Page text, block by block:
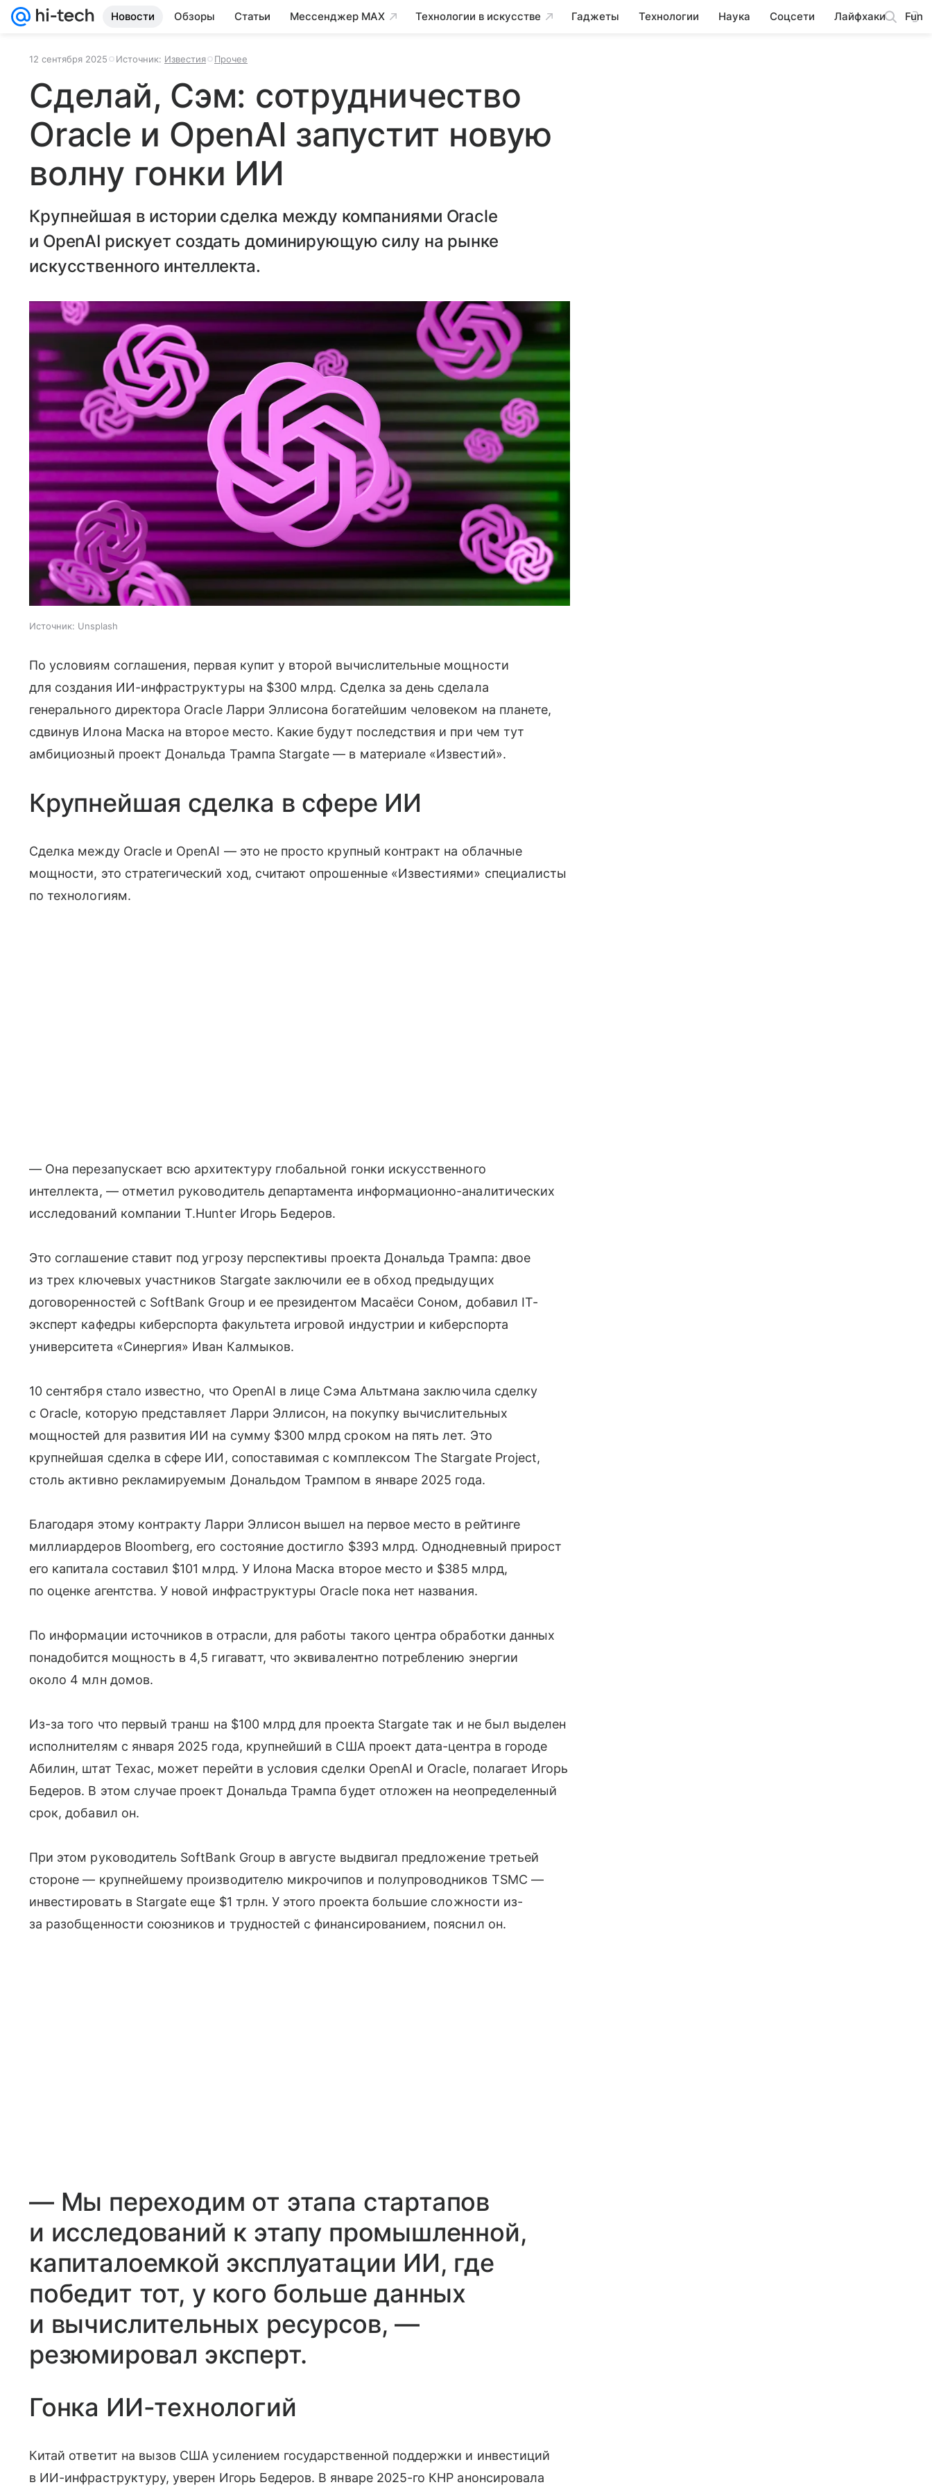
Новости Обзоры Статьи Мессенджер MAX Технологии в искусстве Гаджеты Технологии Наука Соцсети Лайфхаки Fun
12 сентября 2025 Источник: Известия Прочее
Сделай, Сэм: сотрудничество
Oracle и OpenAI запустит новую
волну гонки ИИ
Крупнейшая в истории сделка между компаниями Oracle
и OpenAI рискует создать доминирующую силу на рынке
искусственного интеллекта.
Источник: Unsplash
По условиям соглашения, первая купит у второй вычислительные мощности
для создания ИИ-инфраструктуры на $300 млрд. Сделка за день сделала
генерального директора Oracle Ларри Эллисона богатейшим человеком на планете,
сдвинув Илона Маска на второе место. Какие будут последствия и при чем тут
амбициозный проект Дональда Трампа Stargate — в материале «Известий».
Крупнейшая сделка в сфере ИИ
Сделка между Oracle и OpenAI — это не просто крупный контракт на облачные
мощности, это стратегический ход, считают опрошенные «Известиями» специалисты
по технологиям.
— Она перезапускает всю архитектуру глобальной гонки искусственного
интеллекта, — отметил руководитель департамента информационно-аналитических
исследований компании T.Hunter Игорь Бедеров.
Это соглашение ставит под угрозу перспективы проекта Дональда Трампа: двое
из трех ключевых участников Stargate заключили ее в обход предыдущих
договоренностей с SoftBank Group и ее президентом Масаёси Соном, добавил IT-
эксперт кафедры киберспорта факультета игровой индустрии и киберспорта
университета «Синергия» Иван Калмыков.
10 сентября стало известно, что OpenAI в лице Сэма Альтмана заключила сделку
с Oracle, которую представляет Ларри Эллисон, на покупку вычислительных
мощностей для развития ИИ на сумму $300 млрд сроком на пять лет. Это
крупнейшая сделка в сфере ИИ, сопоставимая с комплексом The Stargate Project,
столь активно рекламируемым Дональдом Трампом в январе 2025 года.
Благодаря этому контракту Ларри Эллисон вышел на первое место в рейтинге
миллиардеров Bloomberg, его состояние достигло $393 млрд. Однодневный прирост
его капитала составил $101 млрд. У Илона Маска второе место и $385 млрд,
по оценке агентства. У новой инфраструктуры Oracle пока нет названия.
По информации источников в отрасли, для работы такого центра обработки данных
понадобится мощность в 4,5 гигаватт, что эквивалентно потреблению энергии
около 4 млн домов.
Из-за того что первый транш на $100 млрд для проекта Stargate так и не был выделен
исполнителям с января 2025 года, крупнейший в США проект дата-центра в городе
Абилин, штат Техас, может перейти в условия сделки OpenAI и Oracle, полагает Игорь
Бедеров. В этом случае проект Дональда Трампа будет отложен на неопределенный
срок, добавил он.
При этом руководитель SoftBank Group в августе выдвигал предложение третьей
стороне — крупнейшему производителю микрочипов и полупроводников TSMC —
инвестировать в Stargate еще $1 трлн. У этого проекта большие сложности из-
за разобщенности союзников и трудностей с финансированием, пояснил он.
— Мы переходим от этапа стартапов
и исследований к этапу промышленной,
капиталоемкой эксплуатации ИИ, где
победит тот, у кого больше данных
и вычислительных ресурсов, —
резюмировал эксперт.
Гонка ИИ-технологий
Китай ответит на вызов США усилением государственной поддержки и инвестиций
в ИИ-инфраструктуру, уверен Игорь Бедеров. В январе 2025-го КНР анонсировала